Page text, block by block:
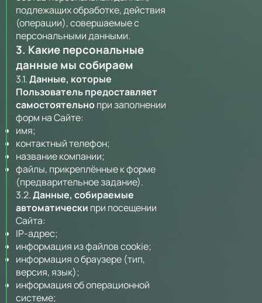
подлежащих обработке, действия
(операции), совершаемые с
персональными данными.
3. Какие персональные
данные мы собираем
3.1.Данные, которые
Пользователь предоставляет
самостоятельнопри заполнении
форм на Сайте:
имя;
контактный телефон;
название компании;
файлы, прикреплённые к форме
(предварительное задание).
3.2.Данные, собираемые
автоматически при посещении
Сайта:
IP-адрес;
информация из файлов cookie;
информация о браузере (тип,
версия, язык);
информация об операционной
системе;